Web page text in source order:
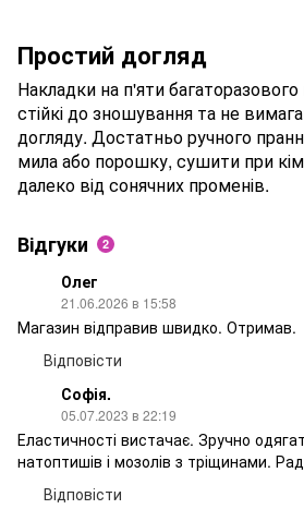
Простий догляд
Накладки на п'яти
стійкі до зношування та не
догляду. Достатньо ручного
мила або порошку, сушити при
далеко від сонячних променів.
Відгуки 2
Олег
21.06.2026 в 15:58
Магазин відправив швидко. Отримав.
Відповісти
Софія.
05.07.2023 в 22:19
Еластичності вистачає. Зручно
натоптишів і мозолів з тріщинами.
Відповісти